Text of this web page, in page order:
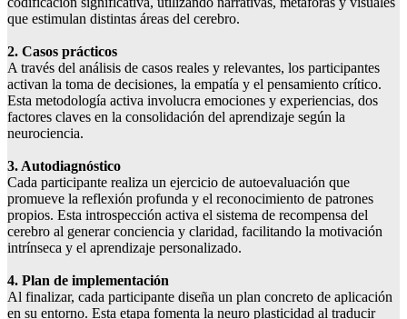
que estimulan distintas áreas del cerebro.
2. Casos prácticos
A través del análisis de casos reales y relevantes, los participantes
activan la toma de decisiones, la empatía y el pensamiento crítico.
Esta metodología activa involucra emociones y experiencias, dos
factores claves en la consolidación del aprendizaje según la
neurociencia.
3. Autodiagnóstico
Cada participante realiza un ejercicio de autoevaluación que
promueve la reflexión profunda y el reconocimiento de patrones
propios. Esta introspección activa el sistema de recompensa del
cerebro al generar conciencia y claridad, facilitando la motivación
intrínseca y el aprendizaje personalizado.
4. Plan de implementación
Al finalizar, cada participante diseña un plan concreto de aplicación
en su entorno. Esta etapa fomenta la neuro plasticidad al traducir